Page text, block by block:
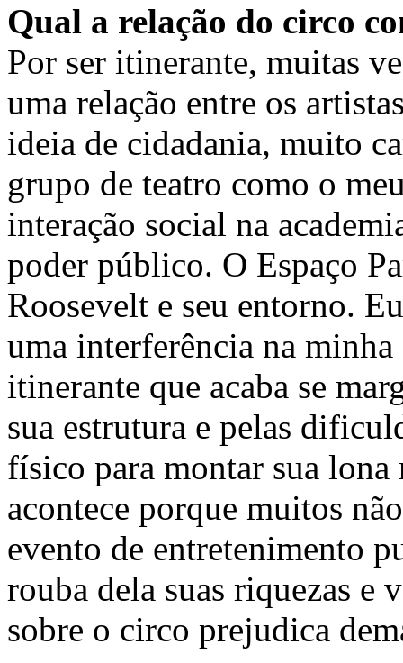
Qual a relação do circo
Por ser itinerante, muitas
uma relação entre os
ideia de cidadania, muito
grupo de teatro como o
interação social na
poder público. O Espaço
Roosevelt e seu entorno.
uma interferência na
itinerante que acaba se
sua estrutura e pelas
físico para montar sua lona
acontece porque muitos
evento de entretenimento
rouba dela suas riquezas e
sobre o circo prejudica